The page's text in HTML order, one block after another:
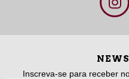
Inscreva-se para receber